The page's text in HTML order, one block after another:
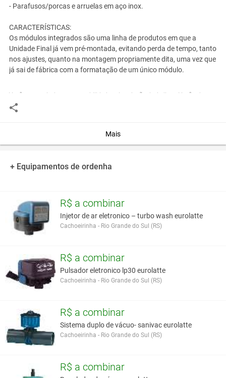
- Parafusos/porcas e arruelas em aço inox.
CARACTERÍSTICAS:
Os módulos integrados são uma linha de produtos em que a
Unidade Final já vem pré-montada, evitando perda de tempo, tanto
nos ajustes, quanto na montagem propriamente dita, uma vez que
já sai de fábrica com a formatação de um único módulo.
Você assume toda a responsabilidade pela cotação deste item. Você acha que
este anúncio é contra a política de Agroads?
Mais
+ Equipamentos de ordenha
R$ a combinar
Injetor de ar eletronico – turbo wash eurolatte
Cachoeirinha - Rio Grande do Sul (RS)
R$ a combinar
Pulsador eletronico lp30 eurolatte
Cachoeirinha - Rio Grande do Sul (RS)
R$ a combinar
Sistema duplo de vácuo- sanivac eurolatte
Cachoeirinha - Rio Grande do Sul (RS)
R$ a combinar